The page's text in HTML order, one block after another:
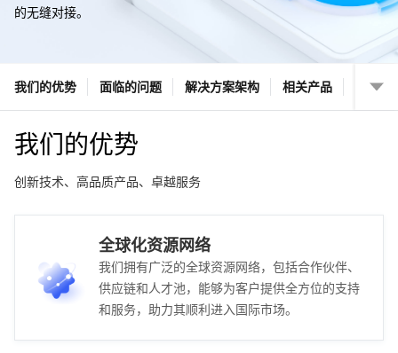
的无缝对接。
我们的优势 面临的问题 解决方案架构 相关产品
我们的优势
创新技术、高品质产品、卓越服务
全球化资源网络
我们拥有广泛的全球资源网络，包括合作伙伴、
供应链和人才池，能够为客户提供全方位的支持
和服务，助力其顺利进入国际市场。